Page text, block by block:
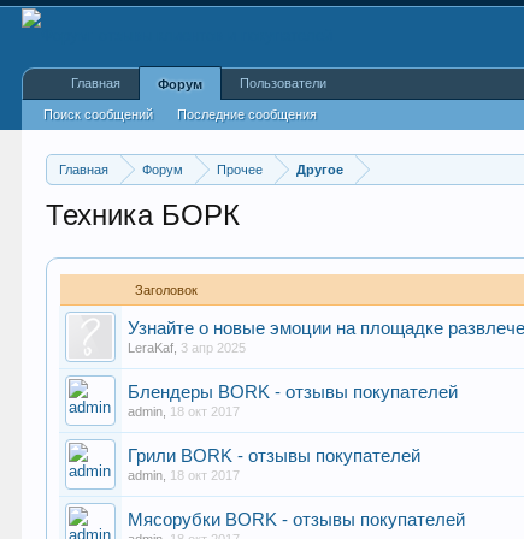
Главная Форум Прочее Другое
Техника БОРК
Заголовок
Узнайте о новые эмоции на площадке
LeraKaf 3 апр 2025
Блендеры BORK - отзывы покупателей
admin 18 окт 2017
Грили BORK - отзывы покупателей
admin 18 окт 2017
Мясорубки BORK - отзывы покупателей
Главная Форум
Поиск сообщений Последние сообщения
Пользователи